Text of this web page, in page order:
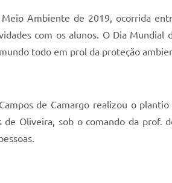
Meio Ambiente de 2019, ocorrida
com os alunos. O Dia
todo em prol da proteção
de Camargo realizou o
de Oliveira, sob o comando da prof.